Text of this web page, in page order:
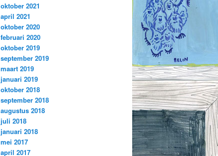
oktober 2021
april 2021
oktober 2020
februari 2020
oktober 2019
september 2019
maart 2019
januari 2019
oktober 2018
september 2018
augustus 2018
juli 2018
januari 2018
mei 2017
april 2017